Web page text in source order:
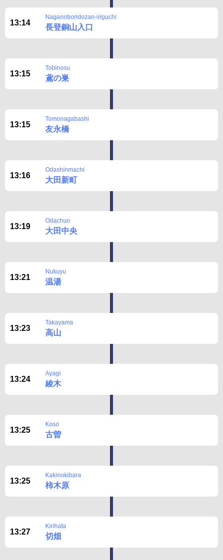
13:14
Naganoboridozan-iriguchi
長登銅山入口
13:15
Tobinosu
鳶の巣
13:15
Tomonagabashi
友永橋
13:16
Odashinmachi
大田新町
13:19
Odachuo
大田中央
13:21
Nukuyu
温湯
13:23
Takayama
高山
13:24
Ayagi
綾木
13:25
Koso
古曽
13:25
Kakinokibara
柿木原
13:27
Kirihata
切畑